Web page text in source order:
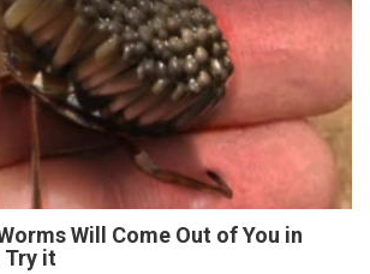
Will Come Out of You in
Try it